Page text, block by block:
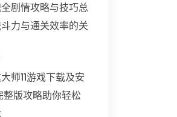
剧情攻略与技巧总
力与通关效率的关
师11游戏下载及安
整版攻略助你轻松